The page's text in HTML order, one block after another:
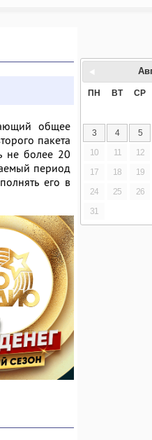
общее
пакета
не более 20
период
его в
ПН ВТ СР
3
4 5
10
11 12
17
18 19
24
25 26
31